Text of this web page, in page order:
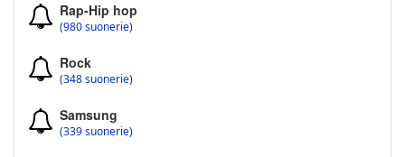
Rap-Hip hop
(980 suonerie)
Rock
(348 suonerie)
Samsung
(339 suonerie)